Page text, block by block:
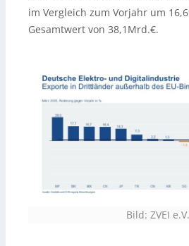
im Vergleich zum Vorjahr um
Gesamtwert von 38,1Mrd.€.
Bild: ZVEI e.V.